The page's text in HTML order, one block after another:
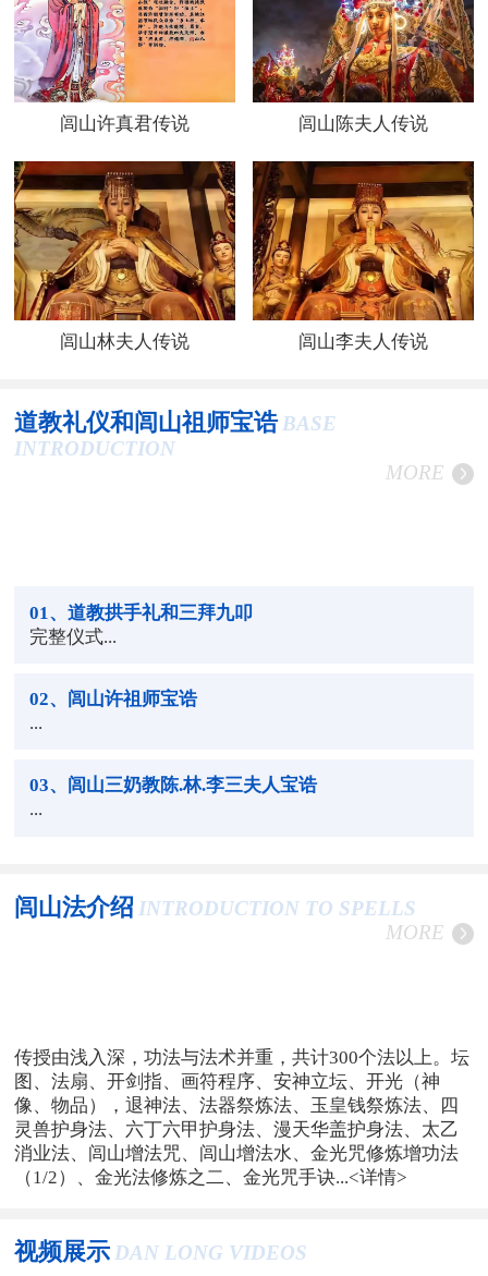
闾山许真君传说 闾山陈夫人传说
闾山林夫人传说 闾山李夫人传说
道教礼仪和闾山祖师宝诰 BASE
INTRODUCTION
MORE
01 、道教拱手礼和三拜九叩
完整仪式...
02、闾山许祖师宝诰
...
03、闾山三奶教陈.林.李三夫人宝诰
...
闾山法介绍 INTRODUCTION TO SPELLS
MORE
传授由浅入深，功法与法术并重，共计300个法以上。坛
图、法扇、开剑指、画符程序、安神立坛、开光（神
像、物品），退神法、法器祭炼法、玉皇钱祭炼法、四
灵兽护身法、六丁六甲护身法、漫天华盖护身法、太乙
消业法、闾山增法咒、闾山增法水、金光咒修炼增功法
（1/2）、金光法修炼之二、金光咒手诀...<详情>
视频展示 DAN LONG VIDEOS